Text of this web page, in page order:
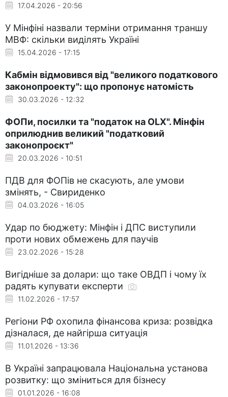
17.04.2026 - 20:56
У Мінфіні назвали терміни отримання траншу
МВФ: скільки виділять Україні
15.04.2026 - 17:15
Кабмін відмовився від "великого податкового
законопроекту": що пропонує натомість
30.03.2026 - 12:32
ФОПи, посилки та "податок на OLX". Мінфін
оприлюднив великий "податковий
законопроєкт"
20.03.2026 - 10:51
ПДВ для ФОПів не скасують, але умови
змінять, - Свириденко
04.03.2026 - 16:05
Удар по бюджету: Мінфін і ДПС виступили
проти нових обмежень для паучів
23.02.2026 - 15:28
Вигідніше за долари: що таке ОВДП і чому їх
радять купувати експерти
11.02.2026 - 17:57
Регіони РФ охопила фінансова криза: розвідка
дізналася, де найгірша ситуація
11.01.2026 - 13:36
В Україні запрацювала Національна установа
розвитку: що зміниться для бізнесу
01.01.2026 - 16:08